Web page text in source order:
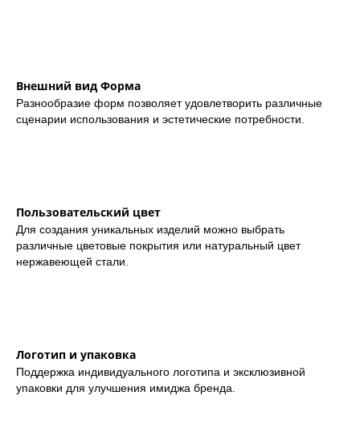
Внешний вид Форма
Разнообразие форм позволяет удовлетворить различные
сценарии использования и эстетические потребности.
Пользовательский цвет
Для создания уникальных изделий можно выбрать
различные цветовые покрытия или натуральный цвет
нержавеющей стали.
Логотип и упаковка
Поддержка индивидуального логотипа и эксклюзивной
упаковки для улучшения имиджа бренда.